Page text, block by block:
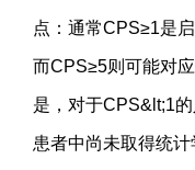
点：通常CPS≥1是
而CPS≥5则可能对
是，对于CPS&lt;1
患者中尚未取得统